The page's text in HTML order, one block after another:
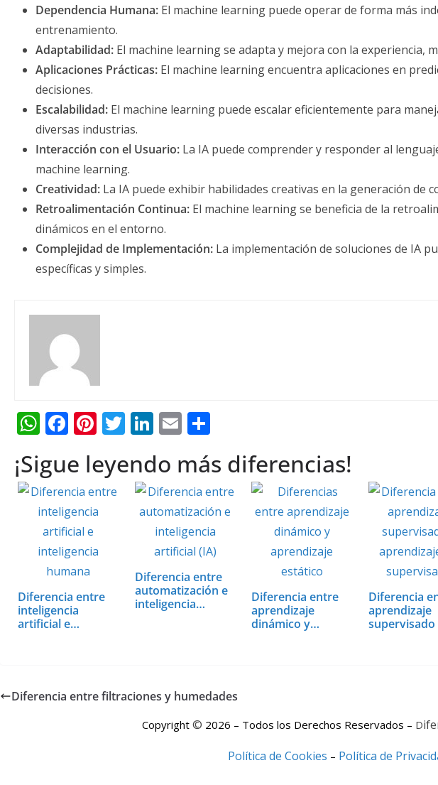
Dependencia Humana: El machine learning puede operar de forma más
entrenamiento.
Adaptabilidad: El machine learning se adapta y mejora con la experiencia,
Aplicaciones Prácticas: El machine learning encuentra aplicaciones en
decisiones.
Escalabilidad: El machine learning puede escalar eficientemente para
diversas industrias.
Interacción con el Usuario: La IA puede comprender y responder al
machine learning.
Creatividad: La IA puede exhibir habilidades creativas en la generación
Retroalimentación Continua: El machine learning se beneficia de la
dinámicos en el entorno.
Complejidad de Implementación: La implementación de soluciones de IA
específicas y simples.
W
at
s
A
p
p
F
e
b
o
o
k
Pi
er
e
st
T
itt
er
Li
k
e
dI
n
E
ai
l
m
p
ar
ti
r
¡Sigue leyendo más diferencias!
Diferencia entre
inteligencia
artificial e…
Diferencia entre
automatización e
inteligencia…
Diferencia entre
aprendizaje
dinámico y
Diferencia
aprendizaje
Diferencia entre filtraciones y humedades
Copyright © 2026 – Todos los Derechos Reservados – D
Política de Cookies – Política de